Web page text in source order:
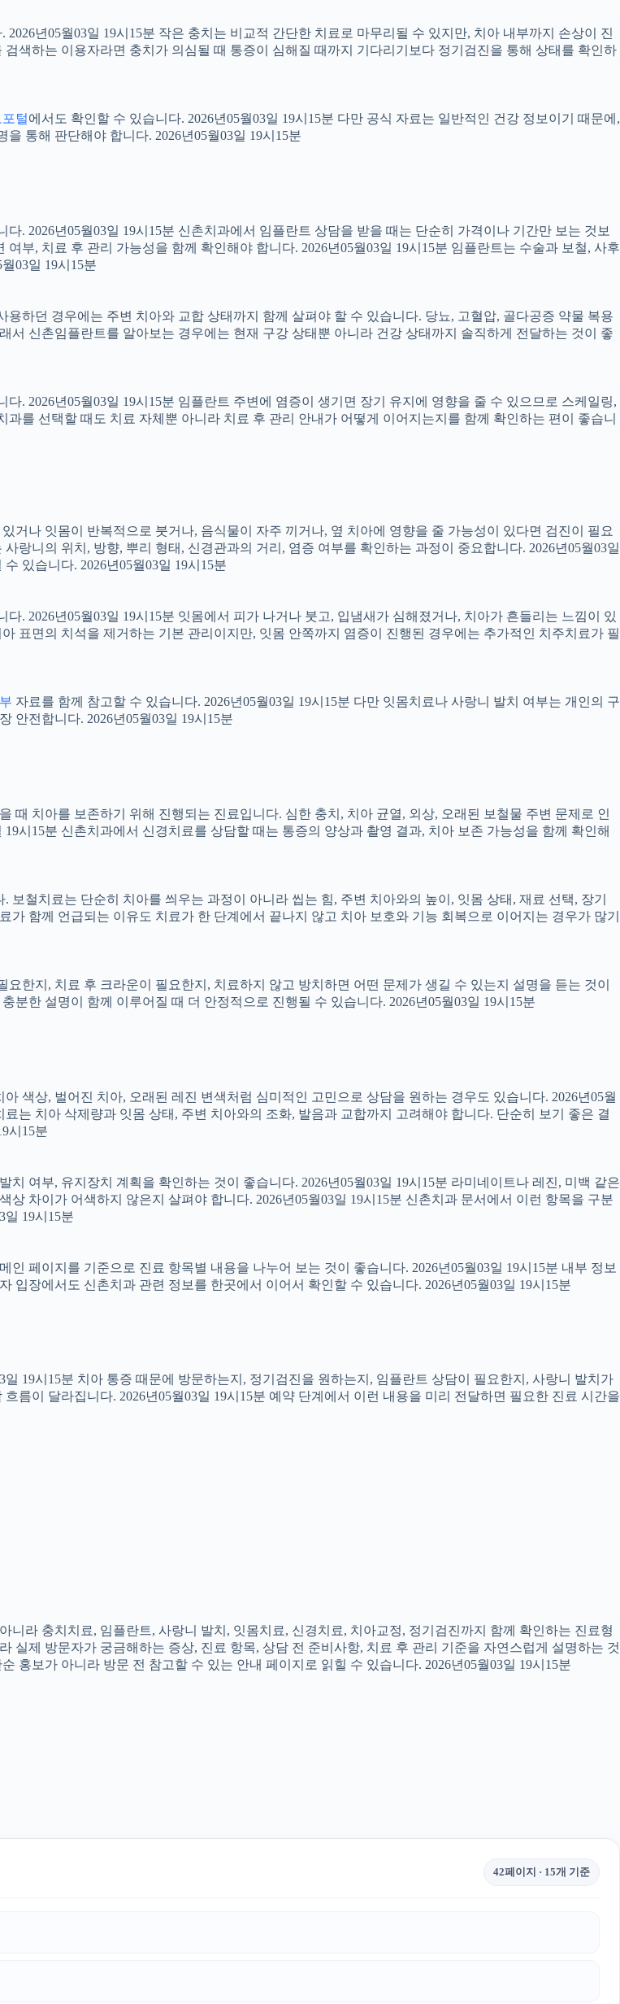
년05월03일 19시15분 작은 충치는 비교적 간단한 치료로 마무리될 수 있지만, 치아 내부까지 손상이 진
색하는 이용자라면 충치가 의심될 때 통증이 심해질 때까지 기다리기보다 정기검진을 통해 상태를 확인하
털에서도 확인할 수 있습니다. 2026년05월03일 19시15분 다만 공식 자료는 일반적인 건강 정보이기 때문에,
통해 판단해야 합니다. 2026년05월03일 19시15분
. 2026년05월03일 19시15분 신촌치과에서 임플란트 상담을 받을 때는 단순히 가격이나 기간만 보는 것보
부, 치료 후 관리 가능성을 함께 확인해야 합니다. 2026년05월03일 19시15분 임플란트는 수술과 보철, 사후
03일 19시15분
하던 경우에는 주변 치아와 교합 상태까지 함께 살펴야 할 수 있습니다. 당뇨, 고혈압, 골다공증 약물 복용
신촌임플란트를 알아보는 경우에는 현재 구강 상태뿐 아니라 건강 상태까지 솔직하게 전달하는 것이 좋
. 2026년05월03일 19시15분 임플란트 주변에 염증이 생기면 장기 유지에 영향을 줄 수 있으므로 스케일링,
를 선택할 때도 치료 자체뿐 아니라 치료 후 관리 안내가 어떻게 이어지는지를 함께 확인하는 편이 좋습니
거나 잇몸이 반복적으로 붓거나, 음식물이 자주 끼거나, 옆 치아에 영향을 줄 가능성이 있다면 검진이 필요
랑니의 위치, 방향, 뿌리 형태, 신경관과의 거리, 염증 여부를 확인하는 과정이 중요합니다. 2026년05월03일
있습니다. 2026년05월03일 19시15분
. 2026년05월03일 19시15분 잇몸에서 피가 나거나 붓고, 입냄새가 심해졌거나, 치아가 흔들리는 느낌이 있
표면의 치석을 제거하는 기본 관리이지만, 잇몸 안쪽까지 염증이 진행된 경우에는 추가적인 치주치료가 필
자료를 함께 참고할 수 있습니다. 2026년05월03일 19시15분 다만 잇몸치료나 사랑니 발치 여부는 개인의 구
안전합니다. 2026년05월03일 19시15분
때 치아를 보존하기 위해 진행되는 진료입니다. 심한 충치, 치아 균열, 외상, 오래된 보철물 주변 문제로 인
시15분 신촌치과에서 신경치료를 상담할 때는 통증의 양상과 촬영 결과, 치아 보존 가능성을 함께 확인해
철치료는 단순히 치아를 씌우는 과정이 아니라 씹는 힘, 주변 치아와의 높이, 잇몸 상태, 재료 선택, 장기
함께 언급되는 이유도 치료가 한 단계에서 끝나지 않고 치아 보호와 기능 회복으로 이어지는 경우가 많기
한지, 치료 후 크라운이 필요한지, 치료하지 않고 방치하면 어떤 문제가 생길 수 있는지 설명을 듣는 것이
분한 설명이 함께 이루어질 때 더 안정적으로 진행될 수 있습니다. 2026년05월03일 19시15분
색상, 벌어진 치아, 오래된 레진 변색처럼 심미적인 고민으로 상담을 원하는 경우도 있습니다. 2026년05월
는 치아 삭제량과 잇몸 상태, 주변 치아와의 조화, 발음과 교합까지 고려해야 합니다. 단순히 보기 좋은 결
시15분
여부, 유지장치 계획을 확인하는 것이 좋습니다. 2026년05월03일 19시15분 라미네이트나 레진, 미백 같은
차이가 어색하지 않은지 살펴야 합니다. 2026년05월03일 19시15분 신촌치과 문서에서 이런 항목을 구분
19시15분
메인 페이지를 기준으로 진료 항목별 내용을 나누어 보는 것이 좋습니다. 2026년05월03일 19시15분 내부 정보
장에서도 신촌치과 관련 정보를 한곳에서 이어서 확인할 수 있습니다. 2026년05월03일 19시15분
19시15분 치아 통증 때문에 방문하는지, 정기검진을 원하는지, 임플란트 상담이 필요한지, 사랑니 발치가
름이 달라집니다. 2026년05월03일 19시15분 예약 단계에서 이런 내용을 미리 전달하면 필요한 진료 시간을
니라 충치치료, 임플란트, 사랑니 발치, 잇몸치료, 신경치료, 치아교정, 정기검진까지 함께 확인하는 진료형
실제 방문자가 궁금해하는 증상, 진료 항목, 상담 전 준비사항, 치료 후 관리 기준을 자연스럽게 설명하는 것
홍보가 아니라 방문 전 참고할 수 있는 안내 페이지로 읽힐 수 있습니다. 2026년05월03일 19시15분
42페이지 · 15개 기준